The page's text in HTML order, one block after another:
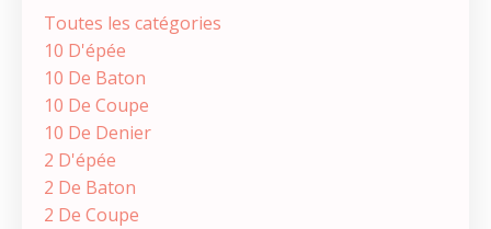
Toutes les catégories
10 D'épée
10 De Baton
10 De Coupe
10 De Denier
2 D'épée
2 De Baton
2 De Coupe